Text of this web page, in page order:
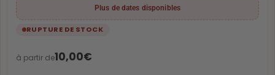
Plus de dates disponibles
RUPTURE DE STOCK
à partir de10,00€